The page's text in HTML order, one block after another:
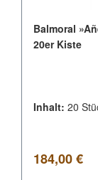
Balmoral
20er Kiste
Inhalt: 20
Regulärer
184,00 €